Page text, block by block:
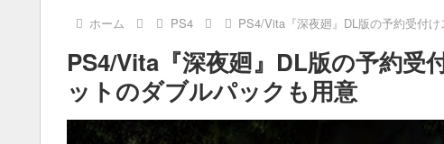
ホーム PS4 PS4/Vita『深夜廻』DL版の予約受付
PS4/Vita『深夜廻』DL版の予約受
ットのダブルパックも用意